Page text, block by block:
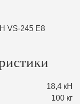
18,4 кН
100 кг